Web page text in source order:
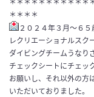
＊＊＊＊
２０２４年３月～６
レクリエーショナルスク
ダイビングチームうなり
チェックシートにチェッ
お願いし、それ以外の方
いただいておりました。